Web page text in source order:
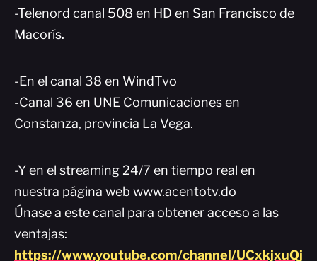
-Telenord canal 508 en HD en San Francisco de
Macorís.
-En el canal 38 en WindTvo
-Canal 36 en UNE Comunicaciones en
Constanza, provincia La Vega.
-Y en el streaming 24/7 en tiempo real en
nuestra página web www.acentotv.do
Únase a este canal para obtener acceso a las
ventajas:
https://www.youtube.com/channel/UCxkjxuQj